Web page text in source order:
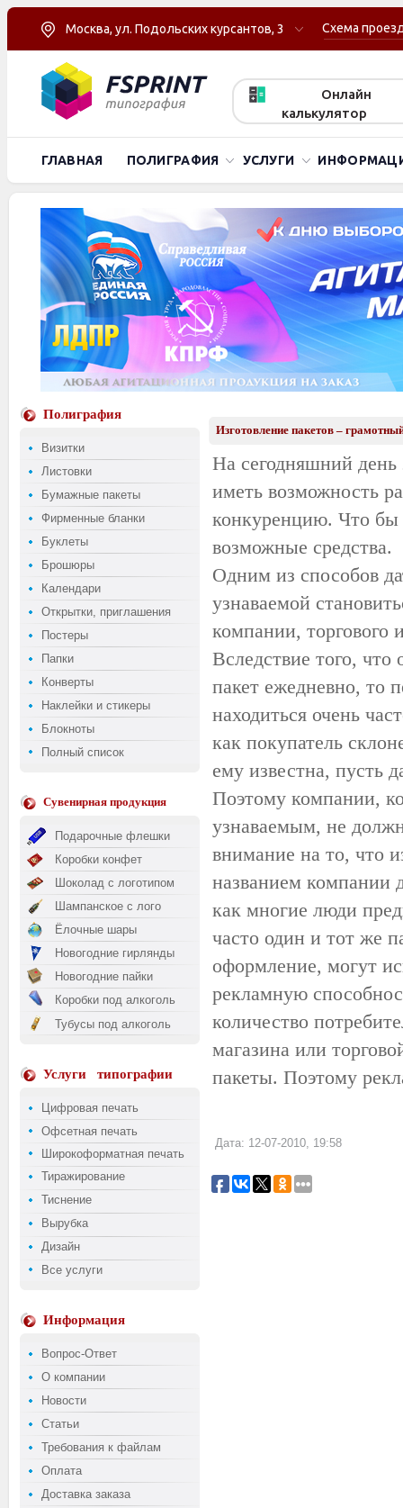
Москва, ул. Подольских курсантов, 3 Схема
Онлайн
калькулятор
ГЛАВНАЯ ПОЛИГРАФИЯ УСЛУГИ
Полиграфия
Визитки
Листовки
Бумажные пакеты
Фирменные бланки
Буклеты
Брошюры
Календари
Открытки, приглашения
Постеры
Папки
Конверты
Наклейки и стикеры
Блокноты
Полный список
Сувенирная продукция
Подарочные флешки
Коробки конфет
Шоколад с логотипом
Шампанское с лого
Ёлочные шары
Новогодние гирлянды
Новогодние пайки
Коробки под алкоголь
Тубусы под алкоголь
Услуги типографии
Цифровая печать
Офсетная печать
Широкоформатная печать
Тиражирование
Тиснение
Вырубка
Дизайн
Все услуги
Информация
Вопрос-Ответ
О компании
Новости
Статьи
Требования к файлам
Оплата
Доставка заказа
Изготовление пакетов –
На сегодняшний день
иметь возможность
конкуренцию. Что бы
возможные средства.
Одним из способов
узнаваемой
компании,
Вследствие того,
пакет ежедневно, то
находиться очень
как покупатель
ему известна, пусть
Поэтому компании,
узнаваемым, не
внимание на то, что
названием компании
как многие люди
часто один и тот же
оформление, могут
рекламную
количество
магазина или
пакеты. Поэтому
Дата: 12-07-2010, 19:58